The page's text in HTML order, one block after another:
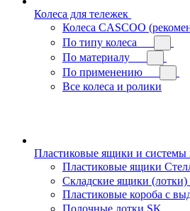
Колеса для тележек
Колеса CASCOO
По типу колеса
По материалу
По применению
Все колеса и ролики
Пластиковые ящики и системы
Пластиковые ящики
Складские ящики (лотки)
Пластиковые короба с
Полочные лотки SK